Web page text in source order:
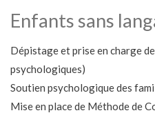
Enfants sans
Dépistage et prise en charge
psychologiques)
Soutien psychologique des
Mise en place de Méthode de